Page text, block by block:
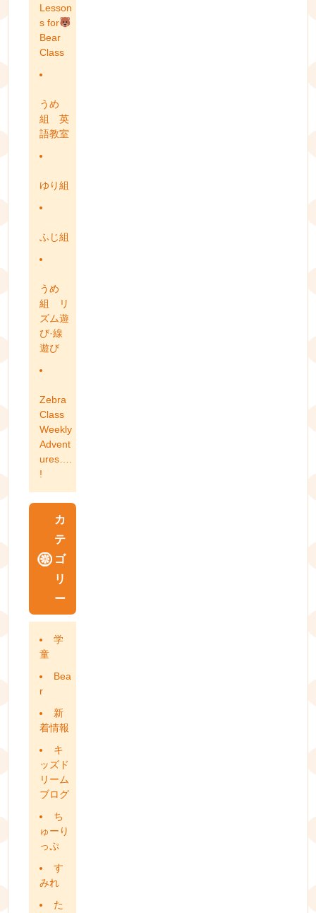
Lesson
s for
Bear
Class
うめ
組 英
語教室
ゆり組
ふじ組
うめ
組 リ
ズム遊
び·線
遊び
Zebra
Class
Weekly
Advent
ures….
!
カ
テ
ゴ
リ
ー
学
童
Bea
r
新
着情報
キ
ッズド
リーム
ブログ
ち
ゅーり
っぷ
す
みれ
た